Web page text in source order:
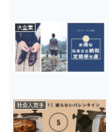
大企業
社会人若手